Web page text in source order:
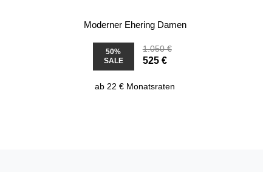
Moderner Ehering Damen
50%
SALE
1.050 €
525 €
ab 22 € Monatsraten